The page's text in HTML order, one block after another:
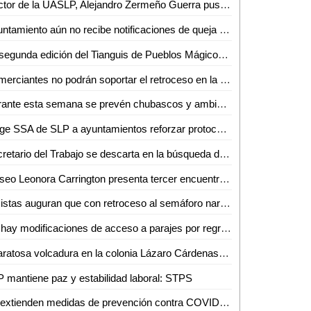
Rector de la UASLP, Alejandro Zermeño Guerra puso en marcha, Primera Jornada Internacional de Ciberseguridad
Ayuntamiento aún no recibe notificaciones de queja contra policías municipales
La segunda edición del Tianguis de Pueblos Mágicos será digital
Comerciantes no podrán soportar el retroceso en la semaforización epidemiológica: IP
Durante esta semana se prevén chubascos y ambiente frío por la mañana en regiones de San Luis Potosí
Exige SSA de SLP a ayuntamientos reforzar protocolos sanitarios para cortar cadena de contagios de COVID-19
Secretario del Trabajo se descarta en la búsqueda de candidatura
Museo Leonora Carrington presenta tercer encuentro internacional de estudios surrealistas
Taxistas auguran que con retroceso al semáforo naranja les irá peor
No hay modificaciones de acceso a parajes por regreso al semáforo naranja
Aparatosa volcadura en la colonia Lázaro Cárdenas; no hubo heridos
mantiene paz y estabilidad laboral: STPS
Se extienden medidas de prevención contra COVID-19, en el centro histórico